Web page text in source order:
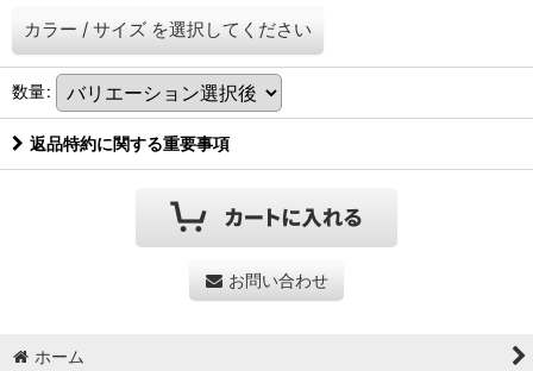
カラー / サイズ を選択してください
数量:
返品特約に関する重要事項
お問い合わせ
ホーム